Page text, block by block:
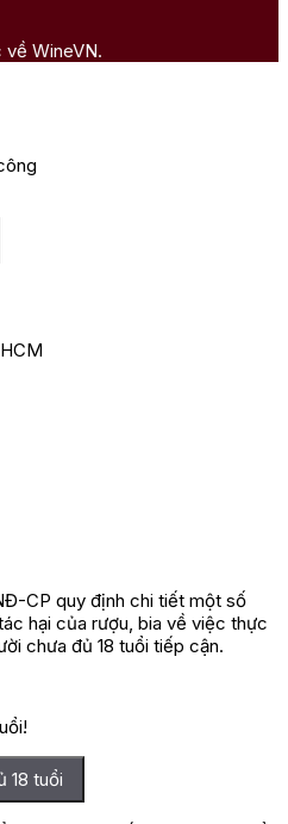
WineVN.
CP quy định chi tiết một số
hại của rượu, bia về việc thực
chưa đủ 18 tuổi tiếp cận.
18 tuổi